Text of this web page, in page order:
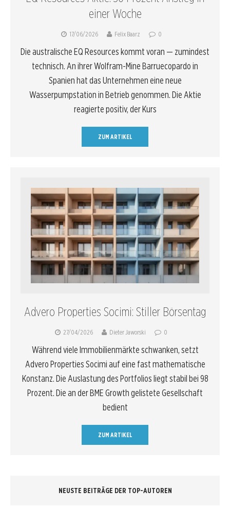
einer Woche
17/06/2026 Felix Baarz 0
Die australische EQ Resources kommt voran — zumindest
technisch. An ihrer Wolfram-Mine Barruecopardo in
Spanien hat das Unternehmen eine neue
Wasserpumpstation in Betrieb genommen. Die Aktie
reagierte positiv, der Kurs
ZUM ARTIKEL
Advero Properties Socimi: Stiller Börsentag
27/04/2026 Dieter Jaworski 0
Während viele Immobilienmärkte schwanken, setzt
Advero Properties Socimi auf eine fast mathematische
Konstanz. Die Auslastung des Portfolios liegt stabil bei 98
Prozent. Die an der BME Growth gelistete Gesellschaft
bedient
ZUM ARTIKEL
NEUSTE BEITRÄGE DER TOP-AUTOREN